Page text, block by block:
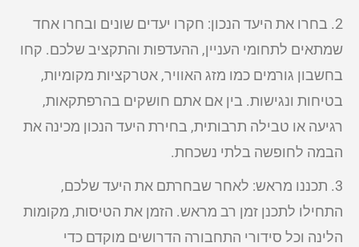
2. בחרו את היעד הנכון: חקרו יעדים שונים ובחרו אחד
שמתאים לתחומי העניין, ההעדפות והתקציב שלכם. קחו
בחשבון גורמים כמו מזג האוויר, אטרקציות מקומיות,
בטיחות ונגישות. בין אם אתם חושקים בהרפתקאות,
רגיעה או טבילה תרבותית, בחירת היעד הנכון מכינה את
הבמה לחופשה בלתי נשכחת.
3. תכננו מראש: לאחר שבחרתם את היעד שלכם,
התחילו לתכנן זמן רב מראש. הזמן את הטיסות, מקומות
הלינה וכל סידורי התחבורה הדרושים מוקדם כדי